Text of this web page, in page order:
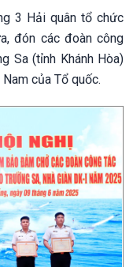
3 Hải quân tổ chức
đón các đoàn công
Sa (tỉnh Khánh Hòa)
của Tổ quốc.